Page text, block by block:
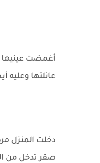
أغمضت عينيها
عائلتها وعليه
دخلت المنزل
صقر تدخل من